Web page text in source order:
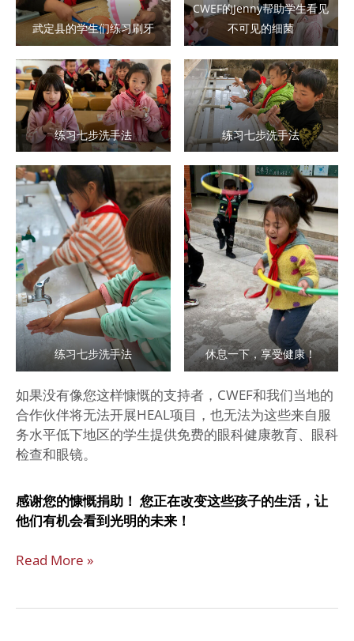
武定县的学生们练习刷牙
CWEF的Jenny帮助学生看见
不可见的细菌
练习七步洗手法 练习七步洗手法
练习七步洗手法 休息一下，享受健康！
如果没有像您这样慷慨的支持者，CWEF和我们当地的
合作伙伴将无法开展HEAL项目，也无法为这些来自服
务水平低下地区的学生提供免费的眼科健康教育、眼科
检查和眼镜。
感谢您的慷慨捐助！ 您正在改变这些孩子的生活，让
他们有机会看到光明的未来！
Read More »